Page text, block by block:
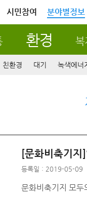
시민참여 분야별정보
환경 복
친환경 대기 녹색에너
[문화비축기
등록일 : 2019-05-09
문화비축기지 모